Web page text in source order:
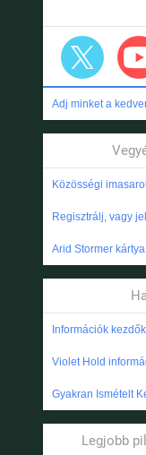
Adj minket a
Közösségi
Regisztrálj, vagy
Arid Stormer
Információk
Violet Hold
Gyakran Ismételt
Legjobb